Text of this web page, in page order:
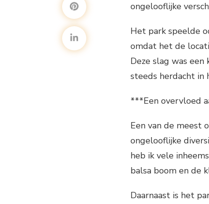
ongelooflijke
Het park speelde
omdat het de
Deze slag was
steeds herdacht in
***Een overvloed
Een van de meest
ongelooflijke
heb ik vele
balsa boom en de
Daarnaast is het